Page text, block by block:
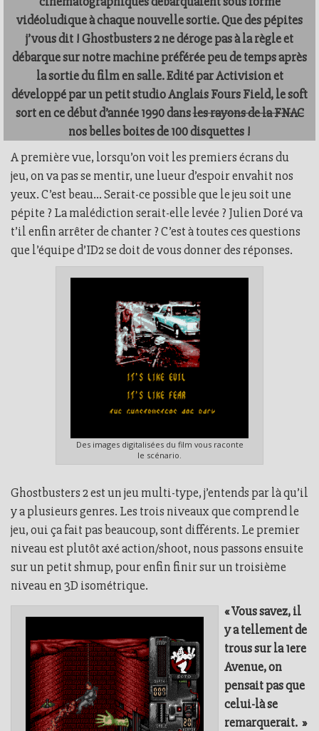
vidéoludique à chaque nouvelle sortie. Que des pépites
j’vous dit !Ghostbusters2ne déroge pas à la règle et
débarque sur notre machine préférée peu de temps après
la sortie du film en salle. Edité parActivisionet
développé par un petit studio AnglaisFours Field, le soft
sort en ce début d’année 1990 dansles rayons de la FNAC
nos belles boites de 100 disquettes !
A première vue, lorsqu’on voit les premiers écrans du
jeu, on va pas se mentir, une lueur d’espoir envahit nos
yeux. C’est beau… Serait-ce possible que le jeu soit une
pépite ? La malédiction serait-elle levée ? Julien Doré va
t’il enfin arrêter de chanter ? C’est à toutes ces questions
que l’équipe d’ID2 se doit de vous donner des réponses.
Des images digitalisées du film vous raconte
le scénario.
Ghostbusters 2 est un jeu multi-type, j’entends par là qu’il
y a plusieurs genres. Les trois niveaux que comprend le
jeu, oui ça fait pas beaucoup, sont différents. Le premier
niveau est plutôt axé action/shoot, nous passons ensuite
sur un petit shmup, pour enfin finir sur un troisième
niveau en 3D isométrique.
« Vous savez, il
y a tellement de
trous sur la 1ere
Avenue, on
pensait pas que
celui-là se
remarquerait. »